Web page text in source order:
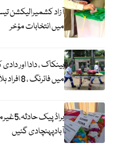
آزاد کشمیرالیکشن
میں انتخابات مؤخر
بینکاک ، دادا اور
میں فائرنگ ، 8 افراد ہلاک ، 14 زخمی
براڈ
آبادپہنچادی گئیں